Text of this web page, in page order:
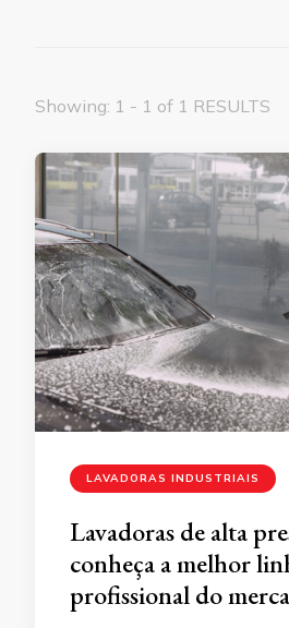
Showing: 1 - 1 of 1 RESULTS
LAVADORAS INDUSTRIAIS
Lavadoras de alta
conheça a melhor
profissional do